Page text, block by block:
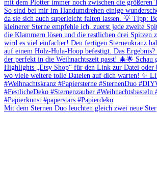
Mit dem Sternen Duo leuchten gleich zwei neue Ster